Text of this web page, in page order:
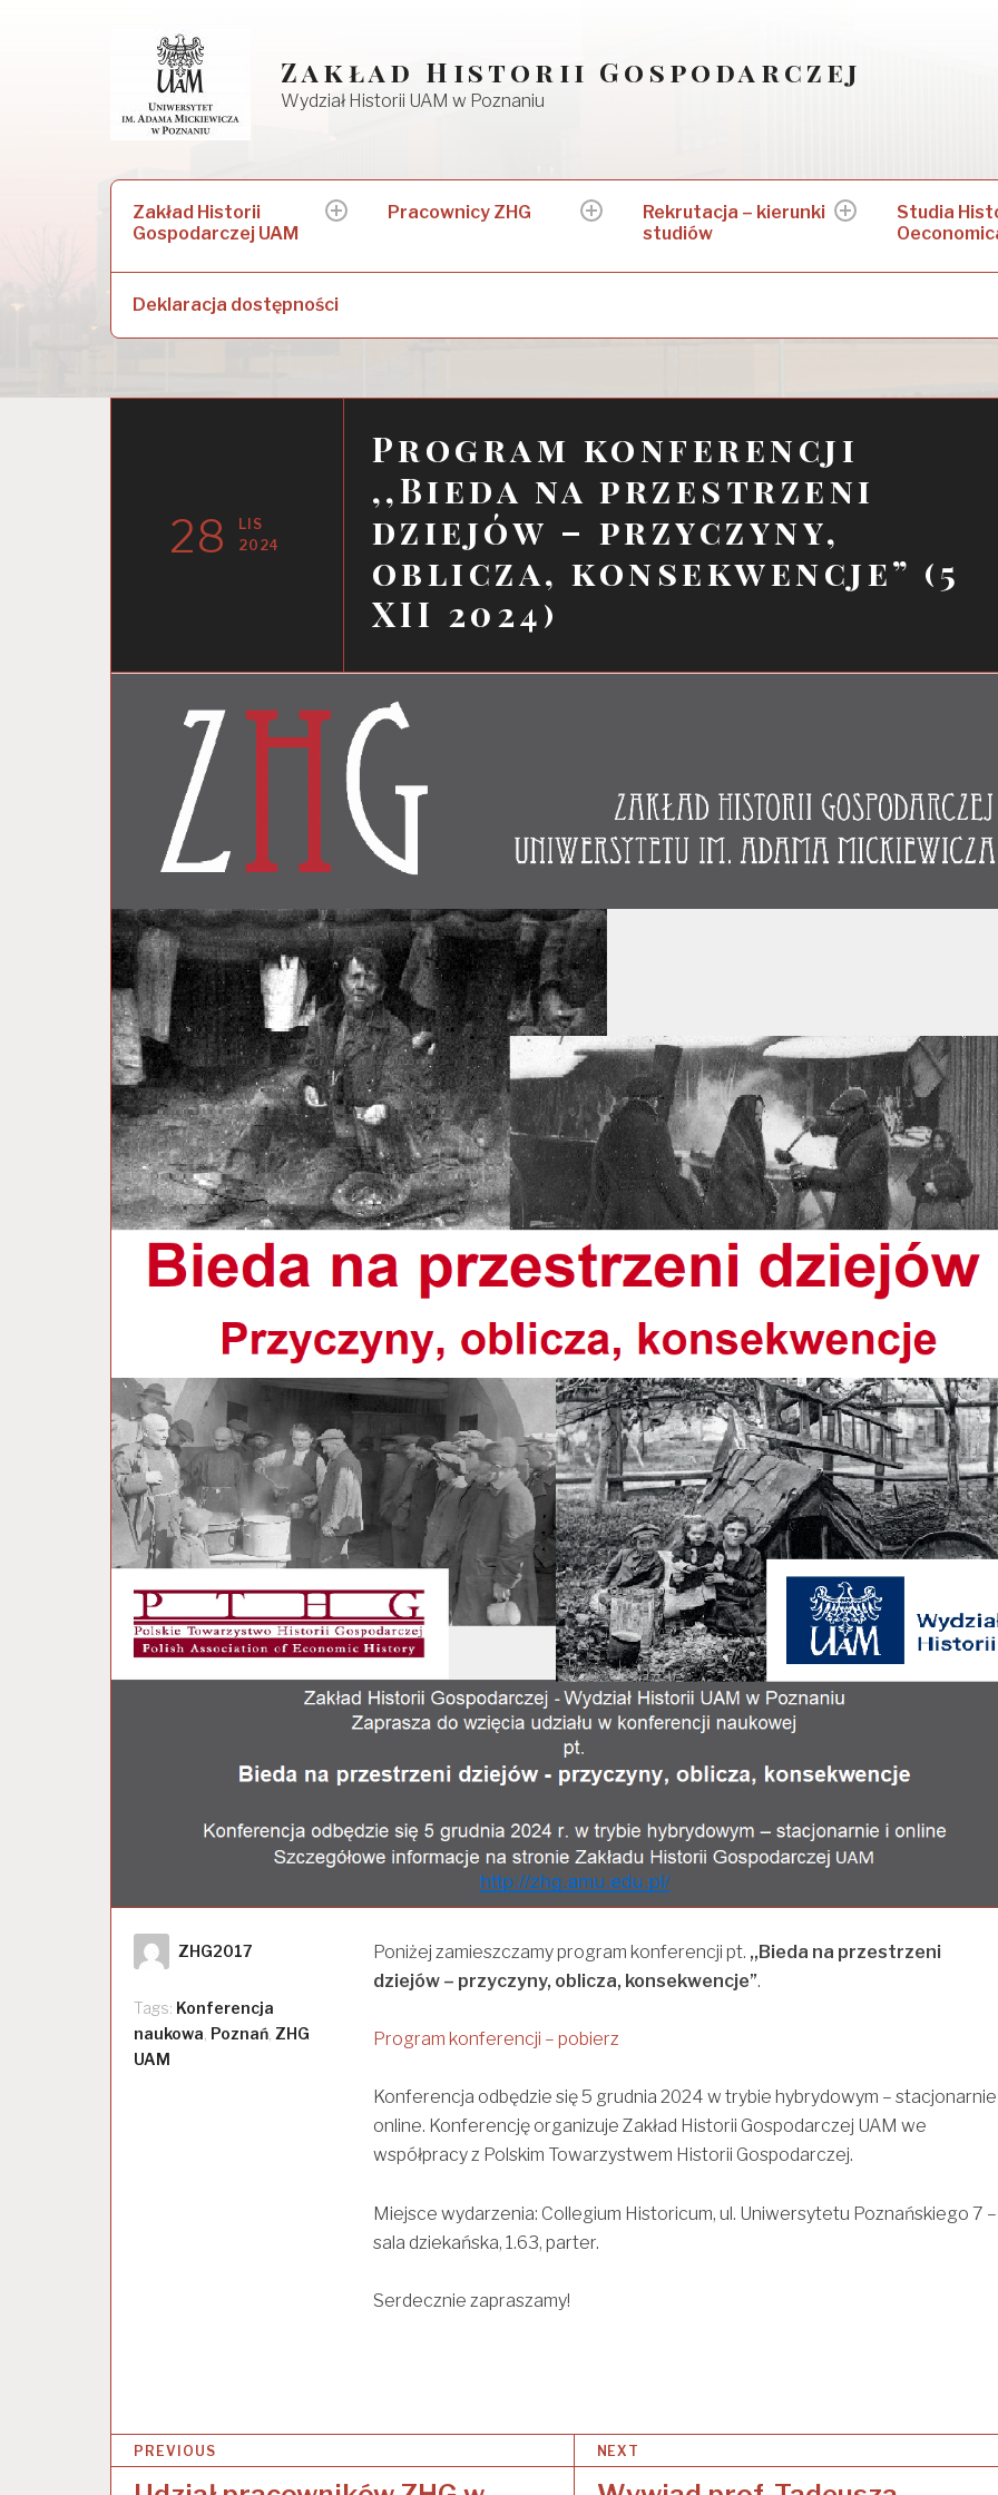
Zakład Historii Gospodarczej
Wydział Historii UAM w Poznaniu
Zakład Historii
Gospodarczej UAM
expandPracownicy ZHG
expandRekrutacja – kierunki
studiów
expandStudia
Deklaracja dostępności
Program konferencji
,,Bieda na przestrzeni
dziejów – przyczyny,
oblicza, konsekwencje” (5
XII 2024)
28
LIS
2024
Poniżej zamieszczamy program konferencji pt. ,,Bieda na przestrzeni
dziejów – przyczyny, oblicza, konsekwencje”.
Program konferencji – pobierz
Konferencja odbędzie się 5 grudnia 2024 w trybie hybrydowym – stacjonarnie
online. Konferencję organizuje Zakład Historii Gospodarczej UAM we
współpracy z Polskim Towarzystwem Historii Gospodarczej.
Miejsce wydarzenia: Collegium Historicum, ul. Uniwersytetu Poznańskiego 7 –
sala dziekańska, 1.63, parter.
Serdecznie zapraszamy!
Author
ZHG2017
Tags: Konferencja
naukowa Poznań ZHG
UAM
PREVIOUS NEXT